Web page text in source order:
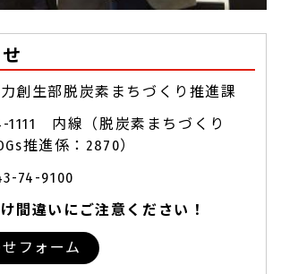
創生部脱炭素まちづくり推進課
1111 内線（脱炭素まちづくり
推進係：2870）
74-9100
間違いにご注意ください！
フォーム